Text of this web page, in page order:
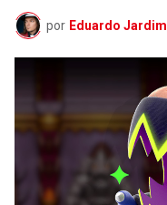
por Eduardo Jardim